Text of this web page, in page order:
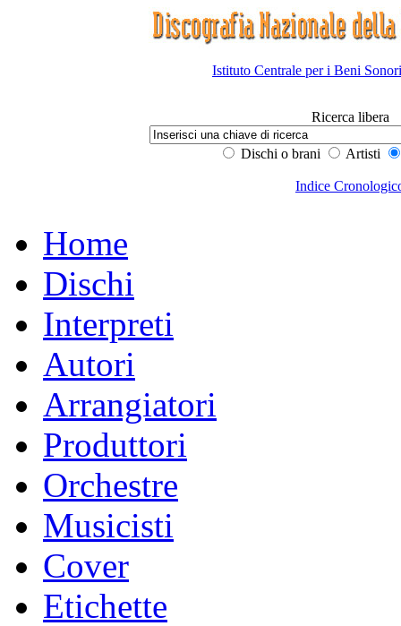
Istituto Centrale per i Beni
Ricerca libera
Dischi o brani Artisti
Indice
Home
Dischi
Interpreti
Autori
Arrangiatori
Produttori
Orchestre
Musicisti
Cover
Etichette